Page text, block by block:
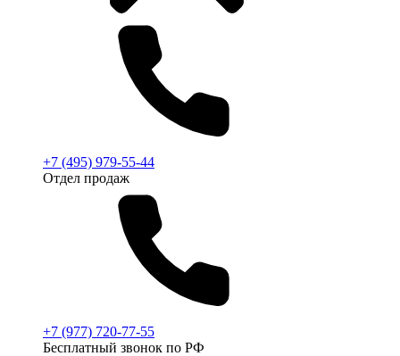
+7 (495) 979-55-44
Отдел продаж
+7 (977) 720-77-55
Бесплатный звонок по РФ